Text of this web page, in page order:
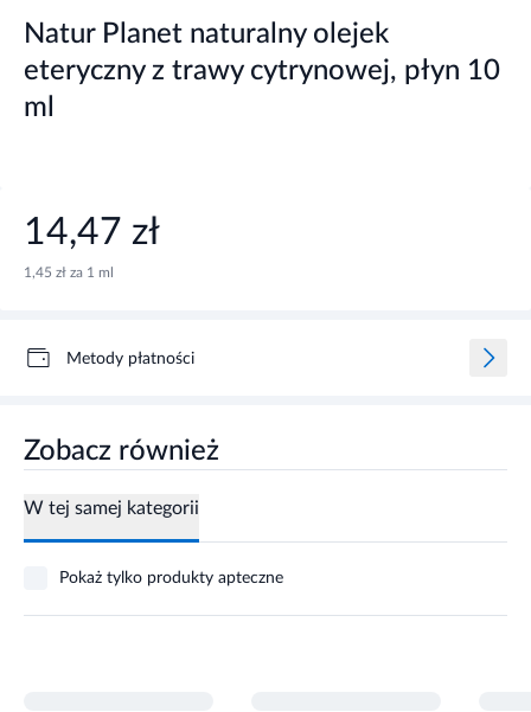
Natur Planet naturalny olejek
eteryczny z trawy cytrynowej, płyn 10
ml
14,47 zł
1,45 zł za 1 ml
Metody płatności
Zobacz również
W tej samej kategorii
Pokaż tylko produkty apteczne